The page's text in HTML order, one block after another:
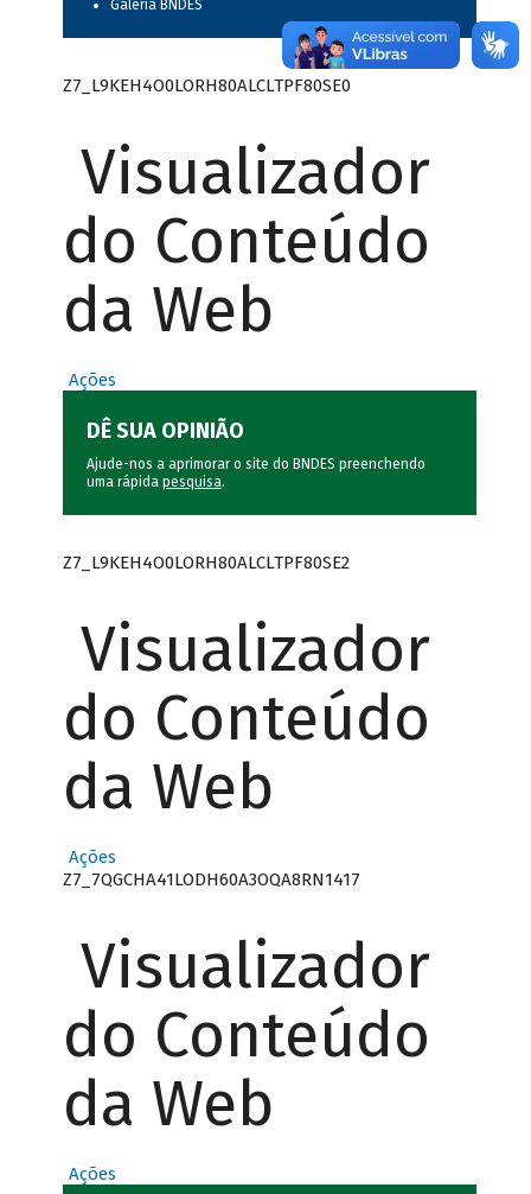
Galeria BNDES
Z7_L9KEH4O0LORH80ALCLTPF80SE0
Visualizador
do Conteúdo
da Web
Ações
DÊ SUA OPINIÃO
Ajude-nos a aprimorar o site do BNDES preenchendo
uma rápida pesquisa.
Z7_L9KEH4O0LORH80ALCLTPF80SE2
Visualizador
do Conteúdo
da Web
Ações
Z7_7QGCHA41LODH60A3OQA8RN1417
Visualizador
do Conteúdo
da Web
Ações